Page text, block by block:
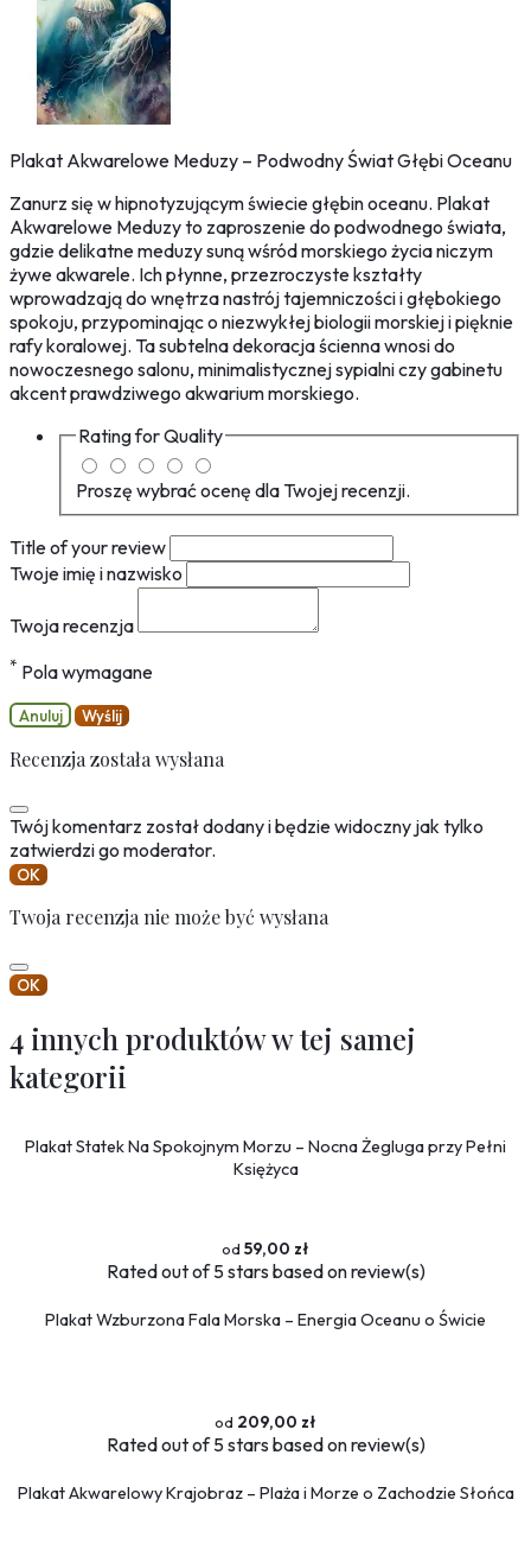
Plakat Akwarelowe Meduzy – Podwodny Świat Głębi Oceanu
Zanurz się w hipnotyzującym świecie głębin oceanu. Plakat
Akwarelowe Meduzy to zaproszenie do podwodnego świata,
gdzie delikatne meduzy suną wśród morskiego życia niczym
żywe akwarele. Ich płynne, przezroczyste kształty
wprowadzają do wnętrza nastrój tajemniczości i głębokiego
spokoju, przypominając o niezwykłej biologii morskiej i pięknie
rafy koralowej. Ta subtelna dekoracja ścienna wnosi do
nowoczesnego salonu, minimalistycznej sypialni czy gabinetu
akcent prawdziwego akwarium morskiego.
Rating forQuality
Proszę wybrać ocenę dla Twojej recenzji.
Title of your review
Twoje imię i nazwisko
Twoja recenzja
* Pola wymagane
Anuluj Wyślij
Recenzja została wysłana
Twój komentarz został dodany i będzie widoczny jak tylko
zatwierdzi go moderator.
OK
Twoja recenzja nie może być wysłana
OK
4 innych produktów w tej samej
kategorii
Plakat Statek Na Spokojnym Morzu – Nocna Żegluga przy Pełni
Księżyca
59,00 zł
Ratedout of 5 stars based onreview(s)
Plakat Wzburzona Fala Morska – Energia Oceanu o Świcie
209,00 zł
Ratedout of 5 stars based onreview(s)
Plakat Akwarelowy Krajobraz – Plaża i Morze o Zachodzie Słońca